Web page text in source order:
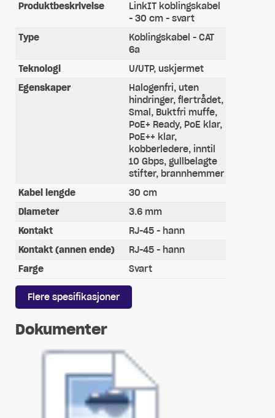
Produktbeskrivelse
LinkIT koblingskabel
- 30 cm - svart
Type
Koblingskabel - CAT
6a
Teknologi
U/UTP, uskjermet
Egenskaper
Halogenfri, uten
hindringer, flertrådet,
Smal, Buktfri muffe,
PoE+ Ready, PoE klar,
PoE++ klar,
kobberledere, inntil
10 Gbps, gullbelagte
stifter, brannhemmer
Kabel lengde
30 cm
Diameter
3.6 mm
Kontakt
RJ-45 - hann
Kontakt (annen ende)
RJ-45 - hann
Farge
Svart
Flere spesifikasjoner
Dokumenter